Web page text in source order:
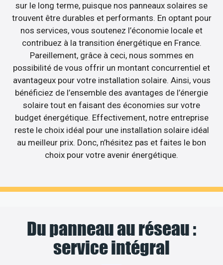
sur le long terme, puisque nos panneaux solaires se
trouvent être durables et performants. En optant pour
nos services, vous soutenez l’économie locale et
contribuez à la transition énergétique en France.
Pareillement, grâce à ceci, nous sommes en
possibilité de vous offrir un montant concurrentiel et
avantageux pour votre installation solaire. Ainsi, vous
bénéficiez de l’ensemble des avantages de l’énergie
solaire tout en faisant des économies sur votre
budget énergétique. Effectivement, notre entreprise
reste le choix idéal pour une installation solaire idéal
au meilleur prix. Donc, n’hésitez pas et faites le bon
choix pour votre avenir énergétique.
Du panneau au réseau :
service intégral